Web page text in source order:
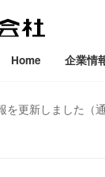
Home 企業情
を更新しました（